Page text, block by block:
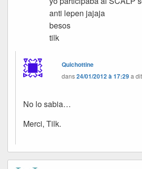
anti lepen jajaja
besos
tilk
Quichottine
dans24/01/2012 à 17:29a
No lo sabia…
Merci, Tilk.